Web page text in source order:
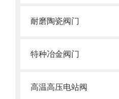
耐磨陶瓷阀门
特种冶金阀门
高温高压电站阀